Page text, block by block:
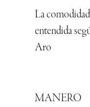
La
entendida
Aro
MANERO